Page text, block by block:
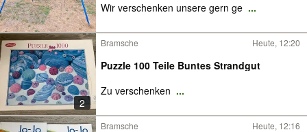
Wir verschenken unsere gern ge ...
2
Bramsche Heute, 12:20
Puzzle 100 Teile Buntes Strandgut
Zu verschenken ...
Bramsche Heute, 12:16